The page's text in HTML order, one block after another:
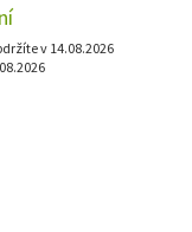
v 14.08.2026